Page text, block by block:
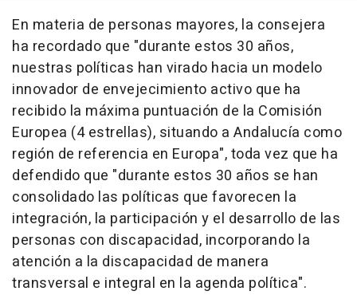
En materia de personas mayores, la consejera
ha recordado que "durante estos 30 años,
nuestras políticas han virado hacia un modelo
innovador de envejecimiento activo que ha
recibido la máxima puntuación de la Comisión
Europea (4 estrellas), situando a Andalucía como
región de referencia en Europa", toda vez que ha
defendido que "durante estos 30 años se han
consolidado las políticas que favorecen la
integración, la participación y el desarrollo de las
personas con discapacidad, incorporando la
atención a la discapacidad de manera
transversal e integral en la agenda política".